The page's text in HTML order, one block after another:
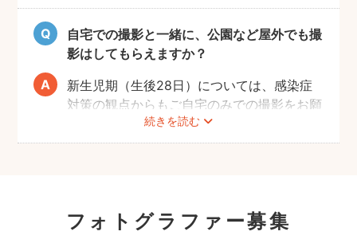
うお願いします。
自宅での撮影と一緒に、公園など屋外でも撮
影はしてもらえますか？
続きを読む
新生児期（生後28日）については、感染症
対策の観点からもご自宅のみでの撮影をお願
いします。また、生後1ヶ月以降の場合で
も、赤ちゃんへの負担を考慮して屋外での長
フォトグラファー募集